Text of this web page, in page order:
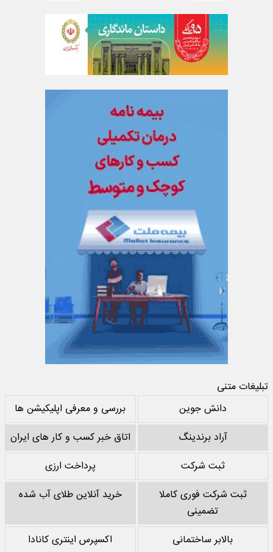
تبلیغات متنی
دانش جوین
بررسی و معرفی اپلیکیشن ها
آراد برندینگ
اتاق خبر کسب و کار های ایران
ثبت شرکت
پرداخت ارزی
ثبت شرکت فوری کاملا
تضمینی
خرید آنلاین طلای آب شده
بالابر ساختمانی اکسپرس اینتری کانادا